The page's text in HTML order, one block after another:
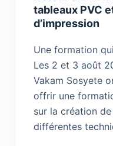
tableaux PVC
d’impression
Une formation
Les 2 et 3 août
Vakam Sosyete
offrir une
sur la création
différentes